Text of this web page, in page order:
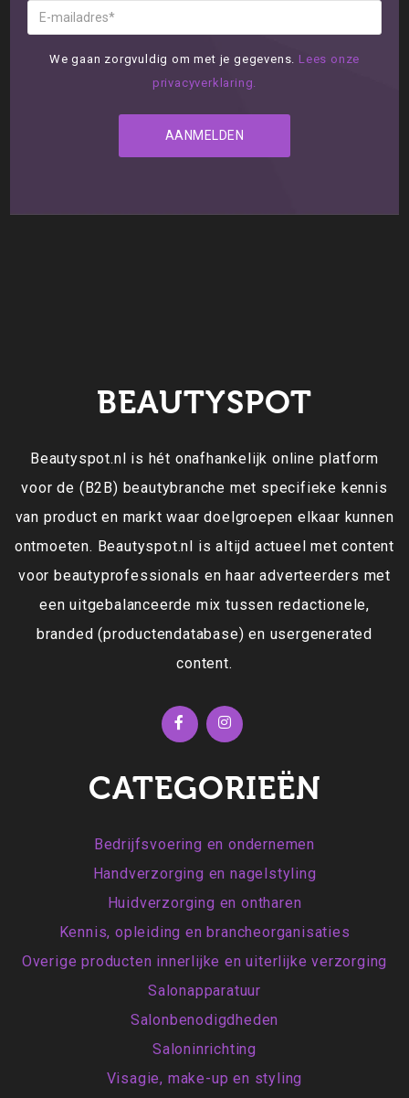
We gaan zorgvuldig om met je gegevens. Lees onze
privacyverklaring.
BEAUTYSPOT
Beautyspot.nl is hét onafhankelijk online platform
voor de (B2B) beautybranche met specifieke kennis
van product en markt waar doelgroepen elkaar kunnen
ontmoeten. Beautyspot.nl is altijd actueel met content
voor beautyprofessionals en haar adverteerders met
een uitgebalanceerde mix tussen redactionele,
branded (productendatabase) en usergenerated
content.
CATEGORIEËN
Bedrijfsvoering en ondernemen
Handverzorging en nagelstyling
Huidverzorging en ontharen
Kennis, opleiding en brancheorganisaties
Overige producten innerlijke en uiterlijke verzorging
Salonapparatuur
Salonbenodigdheden
Saloninrichting
Visagie, make-up en styling